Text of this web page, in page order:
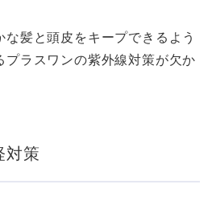
髪と頭皮をキープできるよう
プラスワンの紫外線対策が欠か
対策